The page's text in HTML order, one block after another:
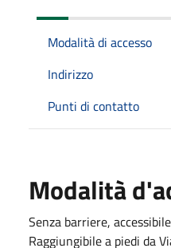
Modalità di accesso
Indirizzo
Punti di contatto
Modalità
Senza barriere,
Raggiungibile a piedi da